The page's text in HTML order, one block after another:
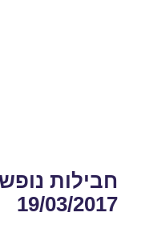
חבילות
19/03/2017